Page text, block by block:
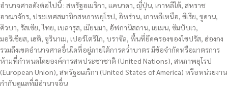
อำนาจศาลดังต่อไปนี้ : สหรัฐอเมริกา, แคนาดา, ญี่ปุ่น, เกาหลีใต้, สหราช
อาณาจักร, ประเทศสมาชิกสหภาพยุโรป, อิหร่าน, เกาหลีเหนือ, ซีเรีย, ซูดาน,
คิวบา, รัสเซีย, ไทย, เบลารุส, เมียนมา, อัฟกานิสถาน, เยเมน, ซิมบับเว,
มอริเชียส, เฮติ, ซูรินาเม, เปอร์โตริโก, บราซิล, พื้นที่ยึดครองของไซปรัส, ฮ่องกง
รวมถึงเขตอำนาจศาลอื่นใดที่อยู่ภายใต้การคว่ำบาตร มีข้อจำกัดหรือมาตรการ
ห้ามที่กำหนดโดยองค์การสหประชาชาติ (United Nations), สหภาพยุโรป
(European Union), สหรัฐอเมริกา (United States of America) หรือหน่วยงาน
กำกับดูแลที่มีอำนาจอื่น